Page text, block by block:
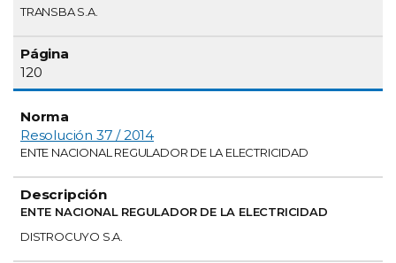
TRANSBA S.A.
120
Resolución 37 / 2014
ENTE NACIONAL REGULADOR DE LA ELECTRICIDAD
ENTE NACIONAL REGULADOR DE LA ELECTRICIDAD
DISTROCUYO S.A.